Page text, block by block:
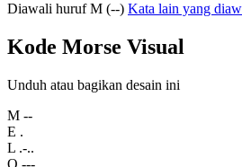
Diawali huruf M (--) Kata lain yang
Kode Morse Visual
Unduh atau bagikan desain ini
M --
E .
L .-..